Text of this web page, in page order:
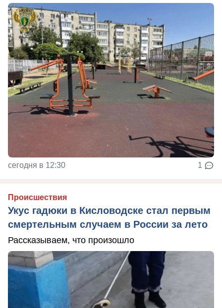
сегодня в 12:30 1
Происшествия
Укус гадюки в Кисловодске стал первым
смертельным случаем в России за лето
Рассказываем, что произошло